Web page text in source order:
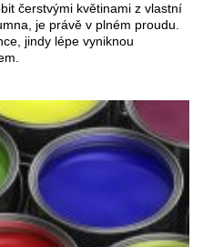
čerstvými květinami z vlastní
je právě v plném proudu.
jindy lépe vyniknou